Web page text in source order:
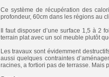
Ce système de récupération des
profondeur, 60cm dans les régions au
Il faut disposer d’une surface 1,5 à 2
terrain plat avec un sol meuble plutôt
Les travaux sont évidemment
aussi quelques contraintes
racines, a fortiori pas de terrasse. Mais